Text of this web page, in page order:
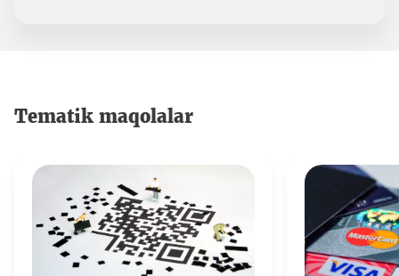
Tematik maqolalar